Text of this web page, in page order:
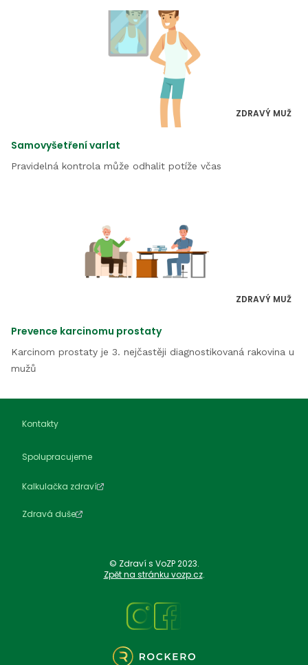
ZDRAVÝ MUŽ
Samovyšetření varlat
Pravidelná kontrola může odhalit potíže včas
ZDRAVÝ MUŽ
Prevence karcinomu prostaty
Karcinom prostaty je 3. nejčastěji diagnostikovaná rakovina u
mužů
Kontakty
Spolupracujeme
Kalkulačka zdraví
Zdravá duše
© Zdraví s VoZP 2023.
Zpět na stránku vozp.cz.